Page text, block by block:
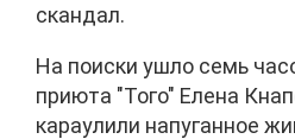
скандал.
На поиски ушло семь
приюта "Того" Елена
караулили напуганное